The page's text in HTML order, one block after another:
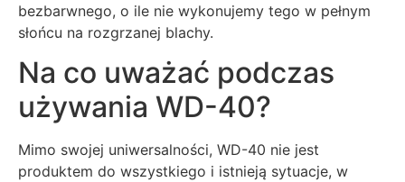
bezbarwnego, o ile nie wykonujemy tego w pełnym
słońcu na rozgrzanej blachy.
Na co uważać podczas
używania WD-40?
Mimo swojej uniwersalności, WD-40 nie jest
produktem do wszystkiego i istnieją sytuacje, w